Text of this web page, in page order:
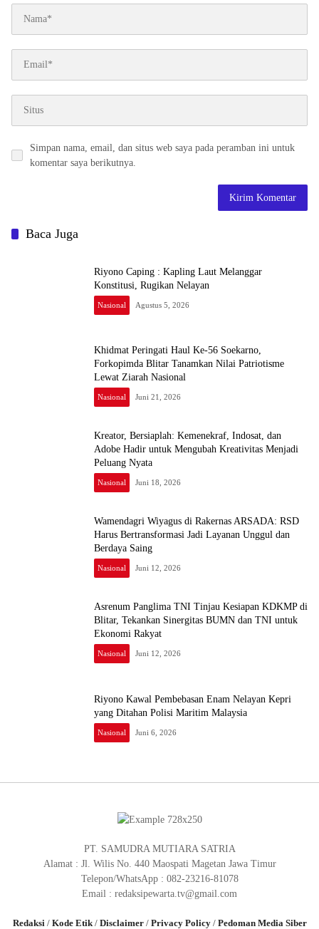
Simpan nama, email, dan situs web saya pada peramban ini untuk
komentar saya berikutnya.
Baca Juga
Riyono Caping : Kapling Laut Melanggar
Konstitusi, Rugikan Nelayan
Nasional Agustus 5, 2026
Khidmat Peringati Haul Ke-56 Soekarno,
Forkopimda Blitar Tanamkan Nilai Patriotisme
Lewat Ziarah Nasional
Nasional Juni 21, 2026
Kreator, Bersiaplah: Kemenekraf, Indosat, dan
Adobe Hadir untuk Mengubah Kreativitas Menjadi
Peluang Nyata
Nasional Juni 18, 2026
Wamendagri Wiyagus di Rakernas ARSADA: RSD
Harus Bertransformasi Jadi Layanan Unggul dan
Berdaya Saing
Nasional Juni 12, 2026
Asrenum Panglima TNI Tinjau Kesiapan KDKMP di
Blitar, Tekankan Sinergitas BUMN dan TNI untuk
Ekonomi Rakyat
Nasional Juni 12, 2026
Riyono Kawal Pembebasan Enam Nelayan Kepri
yang Ditahan Polisi Maritim Malaysia
Nasional Juni 6, 2026
PT. SAMUDRA MUTIARA SATRIA
Alamat : Jl. Wilis No. 440 Maospati Magetan Jawa Timur
Telepon/WhatsApp : 082-23216-81078
Email : redaksipewarta.tv@gmail.com
Redaksi/ Kode Etik/ Disclaimer/ Privacy Policy/ Pedoman Media Siber